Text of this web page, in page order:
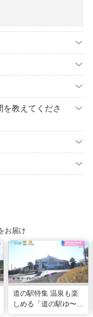
教えてくださ
お届け
道の駅特集 温泉も楽
しめる「道の駅ゆ〜ぱ